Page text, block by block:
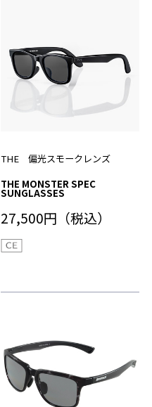
THE 偏光スモークレンズ
THE MONSTER SPEC
SUNGLASSES
27,500円（税込）